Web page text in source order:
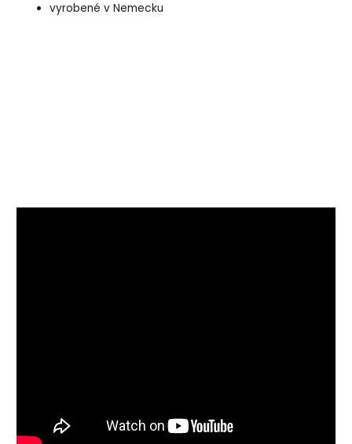
vyrobené v Nemecku